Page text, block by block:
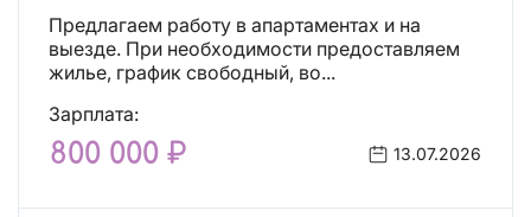
Предлагаем работу в апартаментах и на
выезде. При необходимости предоставляем
жилье, график свободный, во...
Зарплата:
800 000 ₽ 13.07.2026